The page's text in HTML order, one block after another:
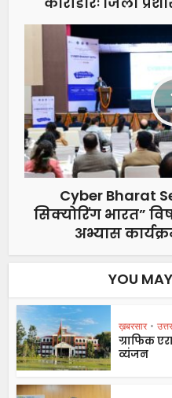
Cyber ​​Bharat
सिक्योरिंग भारत”
अभ्यास
YOU
ख़बरसार •
ग्राफिक
व्यंजन